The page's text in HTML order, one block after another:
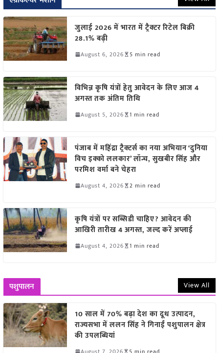
जुलाई 2026 में भारत में ट्रैक्टर रिटेल बिक्री
28.1% बढ़ी
August 6, 2026 5 min read
विभिन्न कृषि यंत्रों हेतु आवेदन के लिए आज 4
अगस्त तक अंतिम तिथि
August 5, 2026 1 min read
पंजाब में महिंद्रा ट्रैक्टर्स का नया अभियान ‘दुनिया
विच इक्को ललकार’ लॉन्च, सुखबीर सिंह और
परमिश वर्मा बने चेहरा
August 4, 2026 2 min read
कृषि यंत्रों पर सब्सिडी चाहिए? आवेदन की
आखिरी तारीख 4 अगस्त, जल्द करें अप्लाई
August 4, 2026 1 min read
पशुपालन View All
10 साल में 70% बढ़ा देश का दूध उत्पादन,
राज्यसभा में ललन सिंह ने गिनाईं पशुपालन क्षेत्र
की उपलब्धियां